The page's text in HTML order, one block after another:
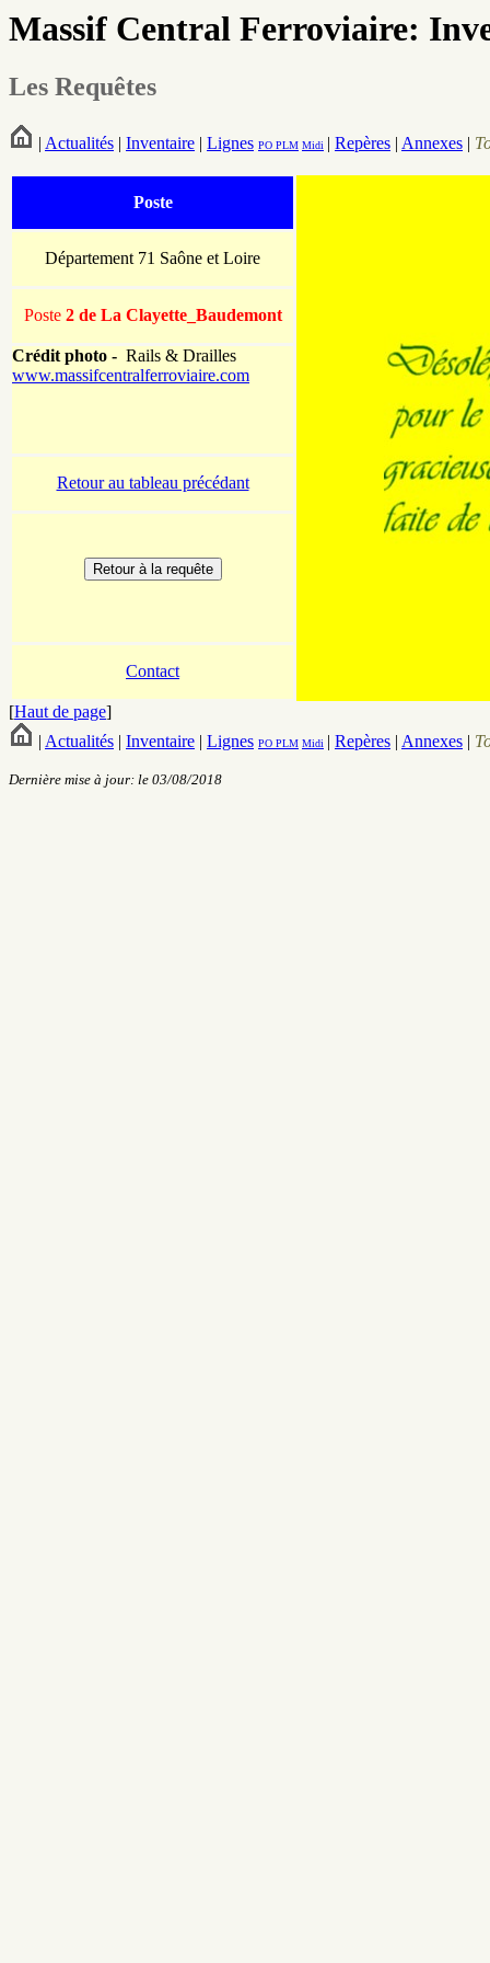
Massif Central Ferroviaire:
Les Requêtes
| Actualités | Inventaire | Lignes PO PLM Midi | Repères | Annexes |
Poste
Département 71 Saône et Loire
Poste2 de La Clayette_Baudemont
Crédit photo - Rails & Drailles
www.massifcentralferroviaire.com
Retour au tableau précédant
Contact
[Haut de page]
| Actualités | Inventaire | Lignes PO PLM Midi | Repères | Annexes |
Dernière mise à jour: le 03/08/2018